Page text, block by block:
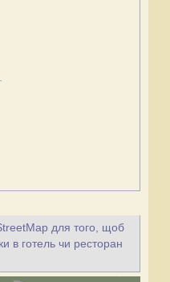
для того, щоб
в готель чи ресторан